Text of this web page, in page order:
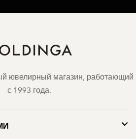
ювелирный магазин, работающий
с 1993 года.